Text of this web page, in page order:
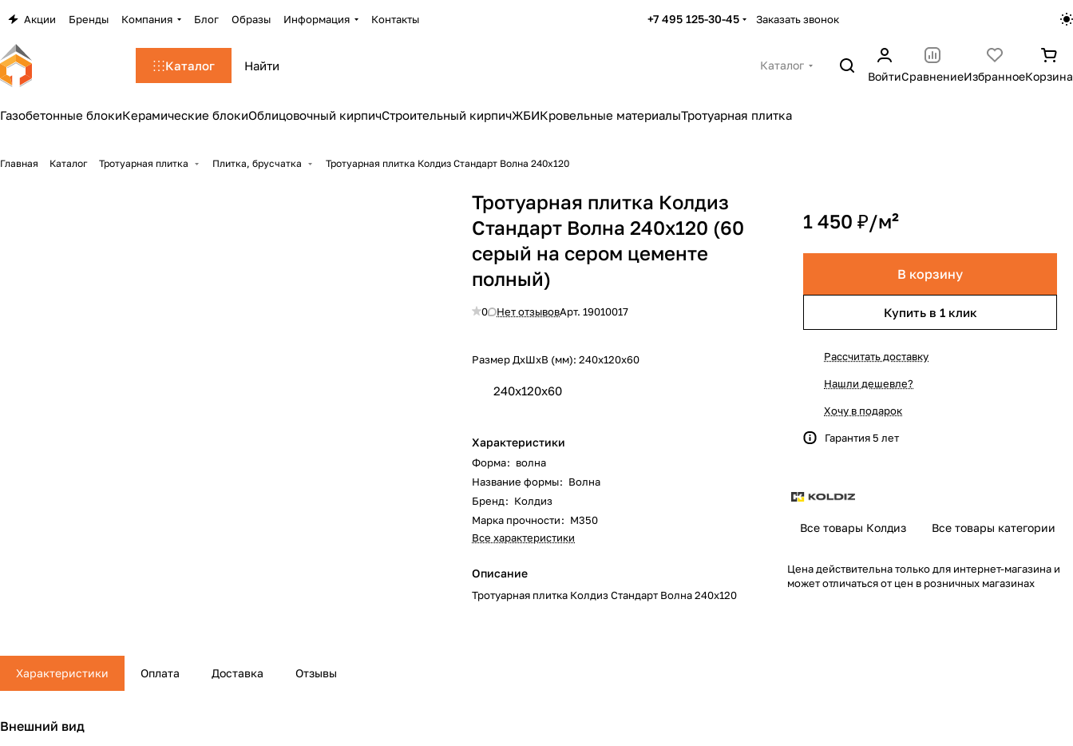
Акции Бренды Компания Блог Образы Информация Контакты +7 495 125-30-45 Заказать звонок
Каталог
Каталог
ВойтиСравнениеИзбранноеКорзина
Газобетонные блокиКерамические блокиОблицовочный кирпичСтроительный кирпичЖБИКровельные материалыТротуарная плитка
Главная Каталог Тротуарная плитка Плитка, брусчатка Тротуарная плитка Колдиз Стандарт Волна 240x120
Тротуарная плитка Колдиз
Стандарт Волна 240x120 (60
серый на сером цементе
полный)
0 Нет отзывовАрт.19010017
Размер ДхШхВ (мм):240x120x60
240x120x60
Характеристики
Форма: волна
Название формы: Волна
Бренд: Колдиз
Марка прочности: М350
Все характеристики
Описание
Тротуарная плитка Колдиз Стандарт Волна 240x120
1 450 ₽/м²
В корзину
Купить в 1 клик
Рассчитать доставку
Нашли дешевле?
Хочу в подарок
Гарантия 5 лет
Все товары Колдиз Все товары категории
Цена действительна только для интернет-магазина и
может отличаться от цен в розничных магазинах
Характеристики Оплата Доставка Отзывы
Внешний вид